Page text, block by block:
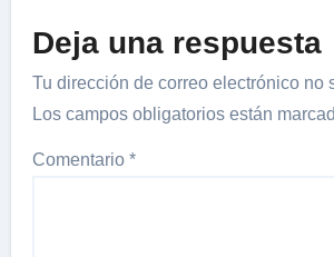
Deja una respuesta
Tu dirección de correo electrónico no
Los campos obligatorios están
Comentario*